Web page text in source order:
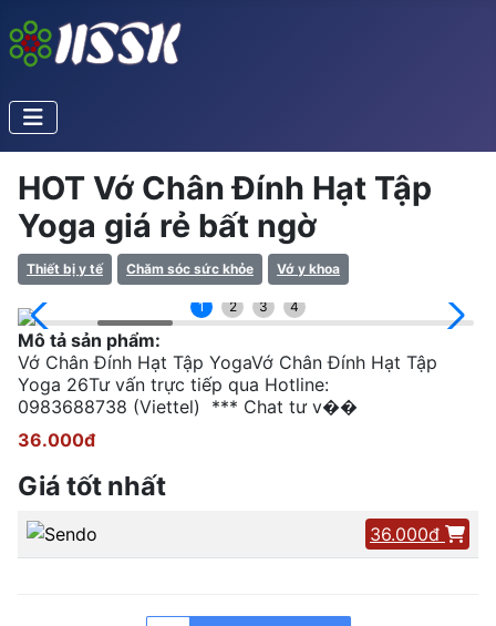
HOT Vớ Chân Đính Hạt Tập
Yoga giá rẻ bất ngờ
Thiết bị y tế Chăm sóc sức khỏe Vớ y khoa
1 2 3 4
Mô tả sản phẩm:
Vớ Chân Đính Hạt Tập YogaVớ Chân Đính Hạt Tập
Yoga 26Tư vấn trực tiếp qua Hotline:
0983688738 (Viettel) *** Chat tư v��
36.000đ
Giá tốt nhất
36.000đ